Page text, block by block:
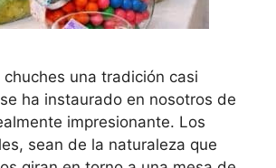
una tradición casi
ha instaurado en nosotros de
impresionante. Los
sean de la naturaleza que